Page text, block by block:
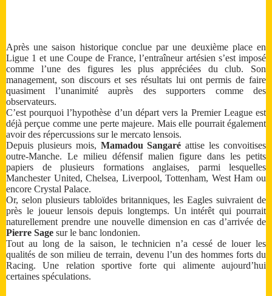
Après une saison historique conclue par une deuxième place en
Ligue 1 et une Coupe de France, l’entraîneur artésien s’est imposé
comme l’une des figures les plus appréciées du club. Son
management, son discours et ses résultats lui ont permis de faire
quasiment l’unanimité auprès des supporters comme des
observateurs.
C’est pourquoi l’hypothèse d’un départ vers la Premier League est
déjà perçue comme une perte majeure. Mais elle pourrait également
avoir des répercussions sur le mercato lensois.
Depuis plusieurs mois, Mamadou Sangaré attise les convoitises
outre-Manche. Le milieu défensif malien figure dans les petits
papiers de plusieurs formations anglaises, parmi lesquelles
Manchester United, Chelsea, Liverpool, Tottenham, West Ham ou
encore Crystal Palace.
Or, selon plusieurs tabloïdes britanniques, les Eagles suivraient de
près le joueur lensois depuis longtemps. Un intérêt qui pourrait
naturellement prendre une nouvelle dimension en cas d’arrivée de
Pierre Sage sur le banc londonien.
Tout au long de la saison, le technicien n’a cessé de louer les
qualités de son milieu de terrain, devenu l’un des hommes forts du
Racing. Une relation sportive forte qui alimente aujourd’hui
certaines spéculations.